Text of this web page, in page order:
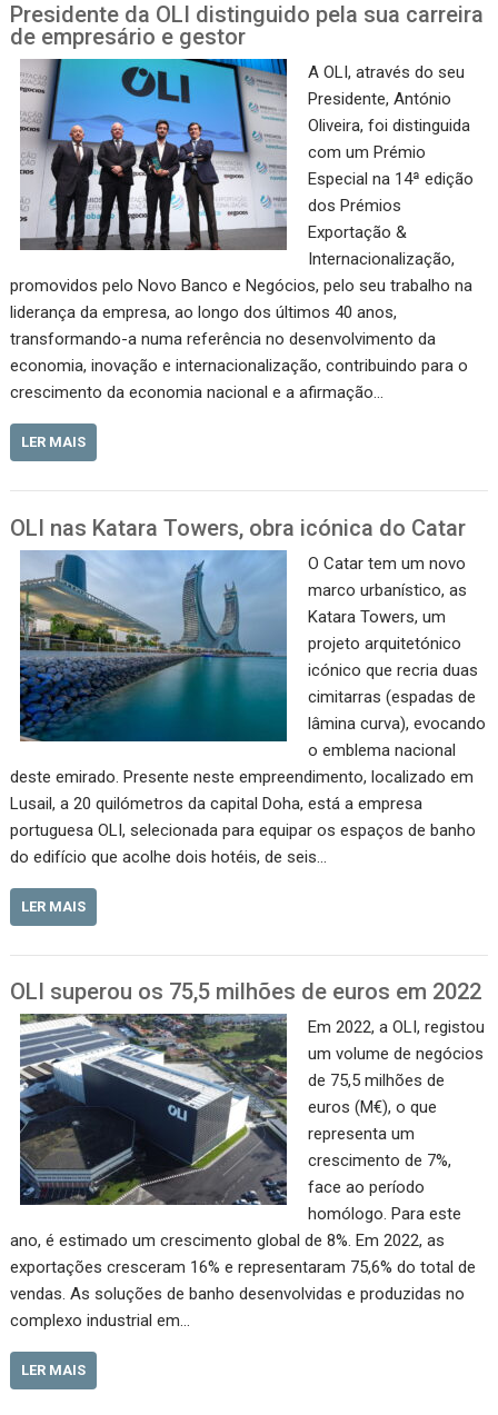
Presidente da OLI distinguido pela sua carreira
de empresário e gestor
A OLI, através do seu
Presidente, António
Oliveira, foi distinguida
com um Prémio
Especial na 14ª edição
dos Prémios
Exportação &
Internacionalização,
promovidos pelo Novo Banco e Negócios, pelo seu trabalho na
liderança da empresa, ao longo dos últimos 40 anos,
transformando-a numa referência no desenvolvimento da
economia, inovação e internacionalização, contribuindo para o
crescimento da economia nacional e a afirmação…
LER MAIS
OLI nas Katara Towers, obra icónica do Catar
O Catar tem um novo
marco urbanístico, as
Katara Towers, um
projeto arquitetónico
icónico que recria duas
cimitarras (espadas de
lâmina curva), evocando
o emblema nacional
deste emirado. Presente neste empreendimento, localizado em
Lusail, a 20 quilómetros da capital Doha, está a empresa
portuguesa OLI, selecionada para equipar os espaços de banho
do edifício que acolhe dois hotéis, de seis…
LER MAIS
OLI superou os 75,5 milhões de euros em 2022
Em 2022, a OLI, registou
um volume de negócios
de 75,5 milhões de
euros (M€), o que
representa um
crescimento de 7%,
face ao período
homólogo. Para este
ano, é estimado um crescimento global de 8%. Em 2022, as
exportações cresceram 16% e representaram 75,6% do total de
vendas. As soluções de banho desenvolvidas e produzidas no
complexo industrial em…
LER MAIS